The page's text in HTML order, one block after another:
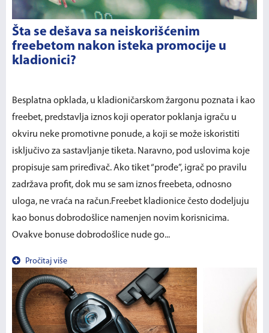
Šta se dešava sa neiskorišćenim
freebetom nakon isteka promocije u
kladionici?
Besplatna opklada, u kladioničarskom žargonu poznata i kao
freebet, predstavlja iznos koji operator poklanja igraču u
okviru neke promotivne ponude, a koji se može iskoristiti
isključivo za sastavljanje tiketa. Naravno, pod uslovima koje
propisuje sam priređivač. Ako tiket “prođe”, igrač po pravilu
zadržava profit, dok mu se sam iznos freebeta, odnosno
uloga, ne vraća na račun.Freebet kladionice često dodeljuju
kao bonus dobrodošlice namenjen novim korisnicima.
Ovakve bonuse dobrodošlice nude go...
Pročitaj više